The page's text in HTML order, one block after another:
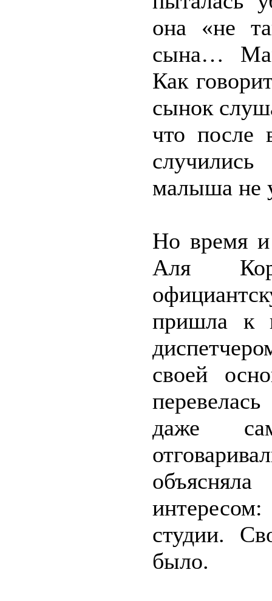
она «не
сына…
Как
сынок
что после
малыша не
Но время и
Аля
пришла к
своей
даже
студии.
было.